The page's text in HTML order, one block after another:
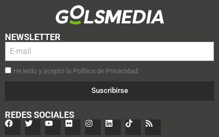
NEWSLETTER
He leído y acepto la Política de Privacidad.
Suscribirse
REDES SOCIALES